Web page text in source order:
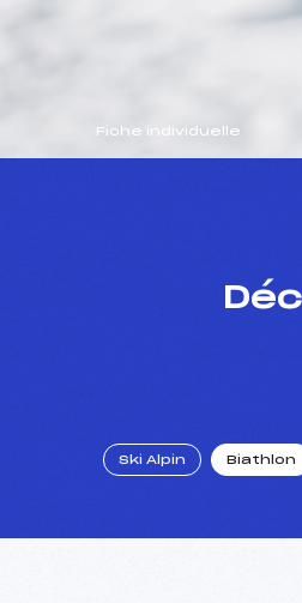
Fiche individuelle
Ski Alpin Biathlon